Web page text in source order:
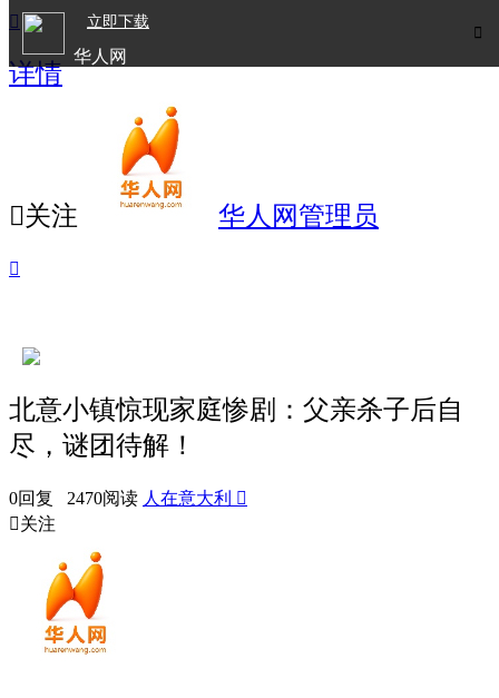

立即下载
华人网

详情
关注 华人网管理员

北意小镇惊现家庭惨剧：父亲杀子后自
尽，谜团待解！
0回复 2470阅读 人在意大利 
关注